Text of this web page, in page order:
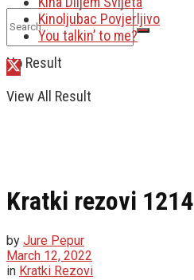
No Result
View All Result
Kinoljubac Povjerljivo
You talkin’ to me?
Kratki rezovi 1214
by Jure Pepur
March 12, 2022
in Kratki Rezovi